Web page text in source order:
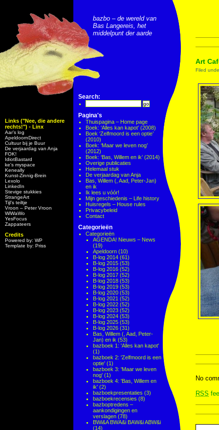
Links ("Nee, die andere
rechts!") - Linx
Aar’s log
ApeldoornDirect
Cultuur bij je Buur
De verjaardag van Anja
FOK!
IdiotBastard
ke's myspace
Keneally
Kunst-Zinnig-Brein
Lexolo
LinkedIn
Stevige stukkies
StrangeArt
Tijl’s teiltje
Vroon – Peter Vroon
WiWaWo
YesFocus
Zappateers
Credits
Powered by: WP
Template by: Priss
bazbo – de wereld van
Bas Langereis, het
middelpunt der aarde
Search:
Pagina's
Thuispagina – Home page
Boek: ‘Alles kan kapot’ (2008)
Boek ‘Zelfmoord is een optie’
(2010)
Boek: ‘Maar we leven nog’
(2012)
Boek: ‘Bas, Willem en ik’ (2014)
Overige publicaties
Helemaal stuk
De verjaardag van Anja
Bas, Willem (, Aad, Peter-Jan)
en ik
Ik lees u vóór!
Mijn geschiedenis – Life history
Huisregels – House rules
Privacybeleid
Contact
Categorieën
Categorieën
AGENDA! Nieuws – News
(19)
Apeldoorn (10)
B-log 2014 (61)
B-log 2015 (53)
B-log 2016 (52)
B-log 2017 (52)
B-log 2018 (53)
B-log 2019 (53)
B-log 2020 (53)
B-log 2021 (52)
B-log 2022 (52)
B-log 2023 (52)
B-log 2024 (53)
B-log 2025 (53)
B-log 2026 (31)
Bas, Willem (, Aad, Peter-
Jan) en ik (53)
bazboek 1: 'Alles kan kapot'
(1)
bazboek 2: 'Zelfmoord is een
optie' (1)
bazboek 3: 'Maar we leven
nog' (1)
bazboek 4: 'Bas, Willem en
ik' (2)
bazboekpresentaties (3)
bazboekrecensies (8)
bazboptredens –
aankondigingen en
verslagen (78)
BWi&A BWA&i BAW&i ABW&i
(14)
Art
Filed
No
RSS